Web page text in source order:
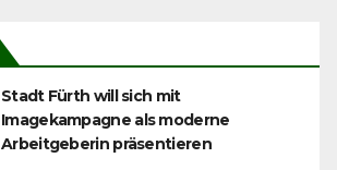
Stadt Fürth will sich mit
Imagekampagne als moderne
Arbeitgeberin präsentieren